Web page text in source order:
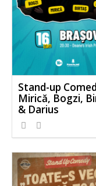
Stand-up
Mirică, Bogzi,
& Darius